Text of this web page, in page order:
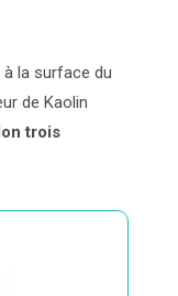
à la surface du
de Kaolin
trois